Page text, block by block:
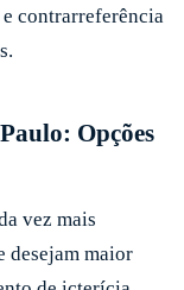
e contrarreferência
Opções
vez mais
desejam maior